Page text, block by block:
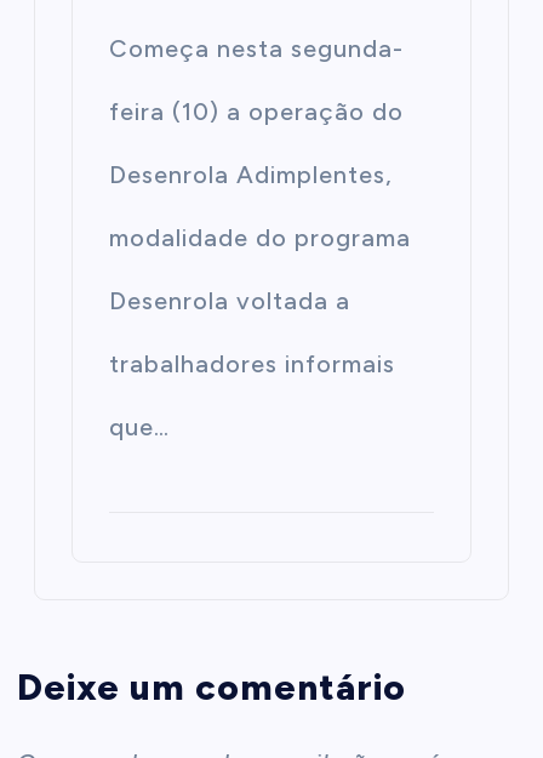
Começa nesta segunda-
feira (10) a operação do
Desenrola Adimplentes,
modalidade do programa
Desenrola voltada a
trabalhadores informais
que…
Deixe um comentário